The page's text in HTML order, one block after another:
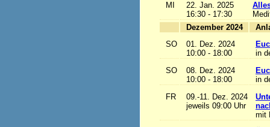
MI
22. Jan. 2025
16:30 - 17:30
Dezember 2024
SO
01. Dez. 2024
10:00 - 18:00
in
SO
08. Dez. 2024
10:00 - 18:00
in
FR
09.-11. Dez. 2024
jeweils 09:00 Uhr
mit